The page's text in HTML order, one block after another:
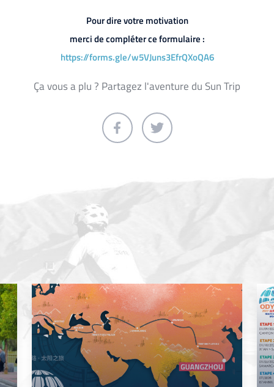
Pour dire votre motivation
merci de compléter ce formulaire :
https://forms.gle/w5VJuns3EfrQXoQA6
Ça vous a plu ? Partagez l'aventure du Sun Trip